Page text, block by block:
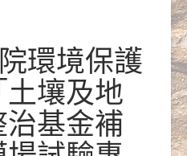
環境保護
壤及地
基金補